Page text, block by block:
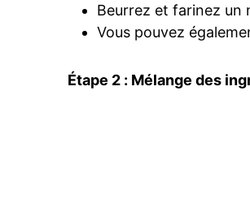
Beurrez et farinez un
Vous pouvez
Étape 2 : Mélange des